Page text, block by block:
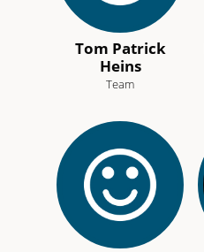
Tom Patrick
Heins
Team